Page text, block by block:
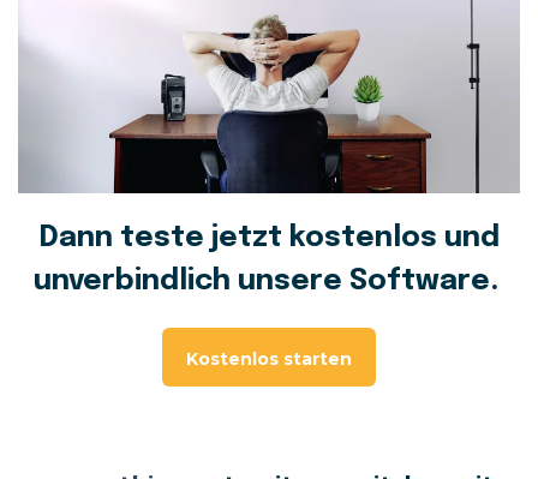
Dann teste jetzt kostenlos und
unverbindlich unsere Software.
Kostenlos starten